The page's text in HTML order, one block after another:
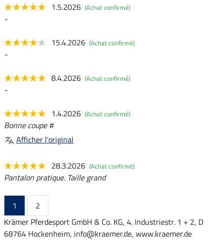
1.5.2026 (Achat confirmé)
-
15.4.2026 (Achat confirmé)
-
8.4.2026 (Achat confirmé)
-
1.4.2026 (Achat confirmé)
Bonne coupe #
Afficher l'original
28.3.2026 (Achat confirmé)
Pantalon pratique. Taille grand
1
2
Krämer Pferdesport GmbH & Co. KG, 4. Industriestr. 1 + 2, D
68764 Hockenheim, info@kraemer.de, www.kraemer.de